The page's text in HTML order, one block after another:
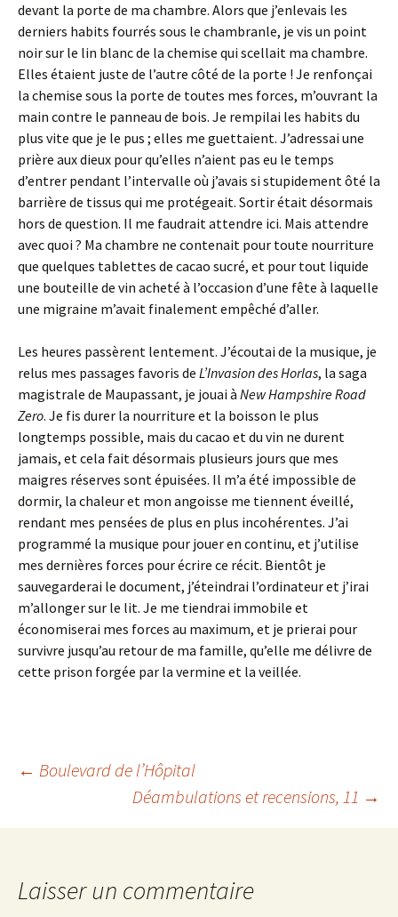
devant la porte de ma chambre. Alors que j’enlevais les
derniers habits fourrés sous le chambranle, je vis un point
noir sur le lin blanc de la chemise qui scellait ma chambre.
Elles étaient juste de l’autre côté de la porte ! Je renfonçai
la chemise sous la porte de toutes mes forces, m’ouvrant la
main contre le panneau de bois. Je rempilai les habits du
plus vite que je le pus ; elles me guettaient. J’adressai une
prière aux dieux pour qu’elles n’aient pas eu le temps
d’entrer pendant l’intervalle où j’avais si stupidement ôté la
barrière de tissus qui me protégeait. Sortir était désormais
hors de question. Il me faudrait attendre ici. Mais attendre
avec quoi ? Ma chambre ne contenait pour toute nourriture
que quelques tablettes de cacao sucré, et pour tout liquide
une bouteille de vin acheté à l’occasion d’une fête à laquelle
une migraine m’avait finalement empêché d’aller.
Les heures passèrent lentement. J’écoutai de la musique, je
relus mes passages favoris de L’Invasion des Horlas, la saga
magistrale de Maupassant, je jouai à New Hampshire Road
Zero. Je fis durer la nourriture et la boisson le plus
longtemps possible, mais du cacao et du vin ne durent
jamais, et cela fait désormais plusieurs jours que mes
maigres réserves sont épuisées. Il m’a été impossible de
dormir, la chaleur et mon angoisse me tiennent éveillé,
rendant mes pensées de plus en plus incohérentes. J’ai
programmé la musique pour jouer en continu, et j’utilise
mes dernières forces pour écrire ce récit. Bientôt je
sauvegarderai le document, j’éteindrai l’ordinateur et j’irai
m’allonger sur le lit. Je me tiendrai immobile et
économiserai mes forces au maximum, et je prierai pour
survivre jusqu’au retour de ma famille, qu’elle me délivre de
cette prison forgée par la vermine et la veillée.
Navigation
des
articles
← Boulevard de l’Hôpital
Déambulations et recensions, 11 →
Laisser un commentaire